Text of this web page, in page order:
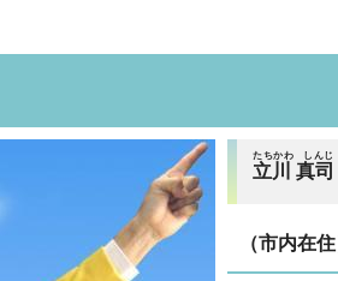
立川 真司
たちかわ しんじ
（市内在住